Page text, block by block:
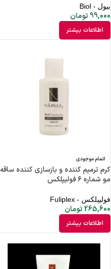
بیول - Biol
99,000تومان
اطلاعات بیشتر
اتمام موجودی
کرم ترمیم کننده و بازسازی کننده ساقه
مو شماره ۶ فولیپلکس
فولیپلکس - Fuliplex
265,600تومان
اطلاعات بیشتر